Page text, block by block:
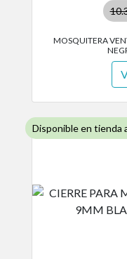
MOSQUITERA
Disponible en tienda